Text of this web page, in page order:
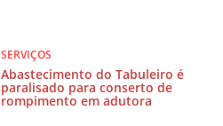
SERVIÇOS
Abastecimento do Tabuleiro é
paralisado para conserto de
rompimento em adutora